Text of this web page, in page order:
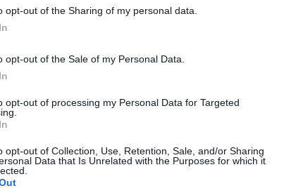
opt-out of the Sharing of my personal data.
opt-out of the Sale of my Personal Data.
opt-out of processing my Personal Data for Targeted
opt-out of Collection, Use, Retention, Sale, and/or Sharing
Data that Is Unrelated with the Purposes for which it
banku:
RÓWNIEŻ:
3600 zł miesięcznie zamiast 800+. Nowa propozycja dla
dzieci do 3. roku życia